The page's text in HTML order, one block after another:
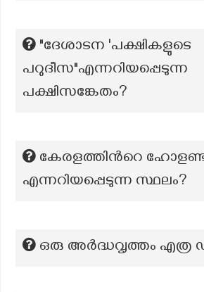
"ദേശാടന 'പക്ഷികളുടെ
പറുദീസ"എന്നറിയപ്പെടുന്ന
പക്ഷിസങ്കേതം?
കേരളത്തിന്‍റെ
എന്നറിയപ്പെടുന്ന സ്ഥലം?
ഒരു അർദ്ധവൃത്തം എത്ര